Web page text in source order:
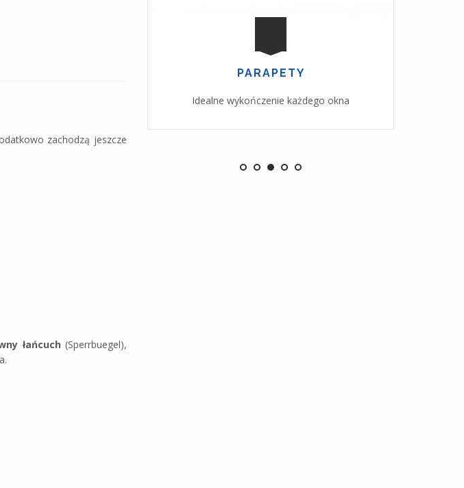
zachodzą jeszcze
łańcuch (Sperrbuegel),
PARAPETY
Idealne wykończenie każdego okna